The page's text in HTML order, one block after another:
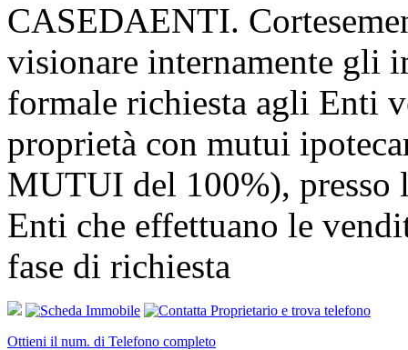
CASEDAENTI.
visionare internamente gli
formale richiesta agli Enti
proprietà con mutui
MUTUI del 100%), presso
Enti che effettuano le
fase di richiesta
Ottieni il num. di Telefono completo